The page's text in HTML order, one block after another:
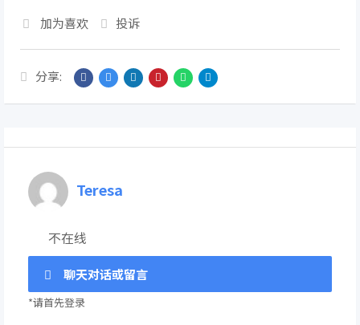
加为喜欢 投诉
分享:
Teresa
不在线
聊天对话或留言
*请首先登录